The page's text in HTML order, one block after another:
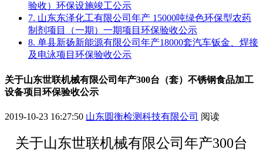
验收）环保设施竣工公示
7. 山东东泽化工有限公司年产 15000吨绿色环保型农药
制剂项目（一期）一期项目环保验收公示
8. 单县新扬新能源有限公司年产18000套汽车钣金、焊接
及电泳项目环保验收公示
关于山东世联机械有限公司年产300台（套）不锈钢食品加工
设备项目环保验收公示
2019-10-23 16:27:50 山东圆衡检测科技有限公司 阅读
关于山东世联机械有限公司年产300台